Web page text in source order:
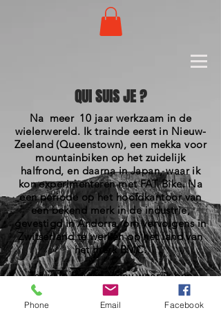
QUI SUIS JE ?
Na meer 10 jaar werkzaam in de
wielerwereld. Ik trainde eerst in Nieuw-
Zeeland (Queenstown), een mekka voor
mountainbiken op het zuidelijk
halfrond, en daarna in Japan, waar ik
kon experimenteren met FAT Bike. Na
een periode op het hoofdkantoor van
een bekend merk in de industrie,
gevestigd in Andorra, om vervolgens in
Zwitserland te werken op het land van
het merk BMC.
Terug in Puy-en-Velay waar ik ben
opgegroeid, wil ik vandaag brengen u
het beste voor u en uw fiets.
Phone Email Facebook